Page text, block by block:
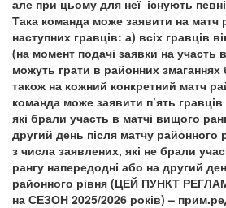
але при цьому для неї існують
Така команда може заявити на матч
наступних гравців: а) всіх гравців
(на момент подачі заявки на участь
можуть грати в районних
також на кожний конкретний матч
команда може заявити п’ять
які брали участь в матчі вищого
другий день після матчу районного
з числа заявлених, які не брали
рангу напередодні або на другий
районного рівня (ЦЕЙ ПУНКТ
на СЕЗОН 2025/2026 років) –